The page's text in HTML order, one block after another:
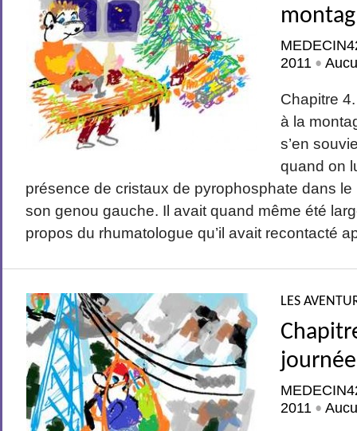
2011 •
Chapitre
à la
s’en
quand on
présence de cristaux de pyrophosphate dans
son genou gauche. Il avait quand même été
propos du rhumatologue qu’il avait recontacté
LES
2011 •